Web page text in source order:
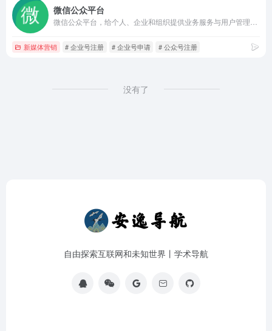
微信公众平台
新媒体营销 # 企业号注册 # 企业号申请 # 公众号注册
没有了
自由探索互联网和未知世界丨学术导航